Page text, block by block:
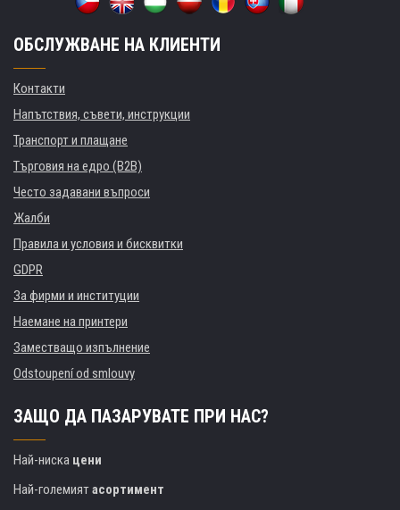
ОБСЛУЖВАНЕ НА КЛИЕНТИ
Контакти
Напътствия, съвети, инструкции
Транспорт и плащане
Търговия на едро (B2B)
Често задавани въпроси
Жалби
Правила и условия и бисквитки
GDPR
За фирми и институции
Наемане на принтери
Заместващо изпълнение
Odstoupení od smlouvy
ЗАЩО ДА ПАЗАРУВАТЕ ПРИ НАС?
Най-ниска цени
Най-големиятасортимент